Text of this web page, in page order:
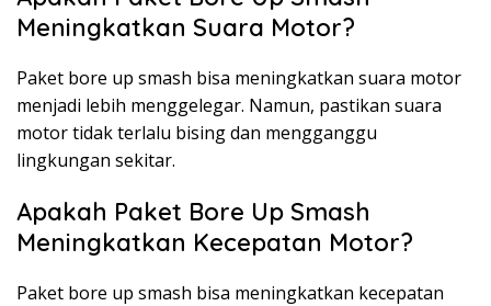
Meningkatkan Suara Motor?
Paket bore up smash bisa meningkatkan suara motor
menjadi lebih menggelegar. Namun, pastikan suara
motor tidak terlalu bising dan mengganggu
lingkungan sekitar.
Apakah Paket Bore Up Smash
Meningkatkan Kecepatan Motor?
Paket bore up smash bisa meningkatkan kecepatan